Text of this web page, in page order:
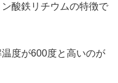
酸鉄リチウムの特徴で
度が600度と高いのが